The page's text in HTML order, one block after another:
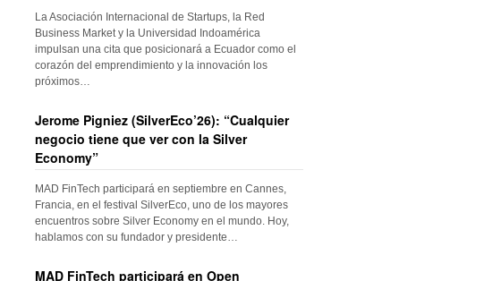
La Asociación Internacional de Startups, la Red
Business Market y la Universidad Indoamérica
impulsan una cita que posicionará a Ecuador como el
corazón del emprendimiento y la innovación los
próximos…
Jerome Pigniez (SilverEco’26): “Cualquier
negocio tiene que ver con la Silver
Economy”
MAD FinTech participará en septiembre en Cannes,
Francia, en el festival SilverEco, uno de los mayores
encuentros sobre Silver Economy en el mundo. Hoy,
hablamos con su fundador y presidente…
MAD FinTech participará en Open